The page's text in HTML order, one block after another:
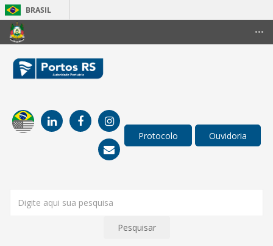
BRASIL
Comunica BR
•••
Pesquisar